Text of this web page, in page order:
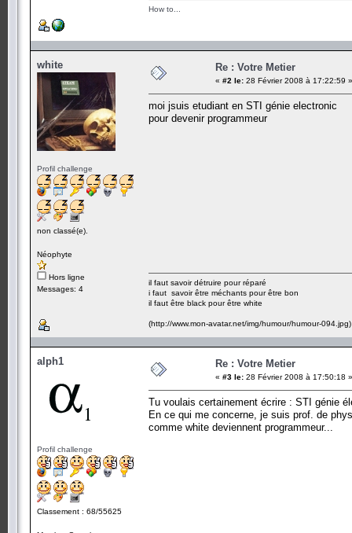
How to...
white
Profil challenge
non classé(e).
Néophyte
Hors ligne
Messages: 4
Re : Votre Metier
« #2 le: 28 Février 2008 à 17:22:59 »
moi jsuis etudiant en STI génie electronic
pour devenir programmeur
il faut savoir détruire pour réparé
i faut savoir être méchants pour être bon
il faut être black pour être white
(http://www.mon-avatar.net/img/humour/humour-094.jpg)
alph1
Profil challenge
Classement : 68/55625
Re : Votre Metier
« #3 le: 28 Février 2008 à 17:50:18 »
Tu voulais certainement écrire : STI génie
En ce qui me concerne, je suis prof. de
comme white deviennent programmeur...